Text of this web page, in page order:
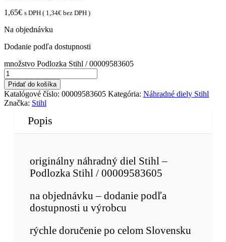
1,65€ s DPH ( 1,34€ bez DPH )
Na objednávku
Dodanie podľa dostupnosti
množstvo Podlozka Stihl / 00009583605
Pridať do košíka
Katalógové číslo: 00009583605 Kategória: Náhradné diely Stihl
Značka: Stihl
Popis
originálny náhradný diel Stihl –
Podlozka Stihl / 00009583605
na objednávku – dodanie podľa
dostupnosti u výrobcu
rýchle doručenie po celom Slovensku